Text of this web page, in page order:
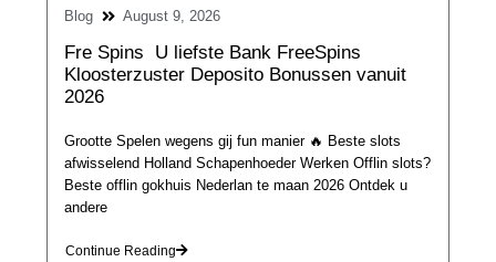
Blog August 9, 2026
Fre Spins ️ U liefste Bank FreeSpins
Kloosterzuster Deposito Bonussen vanuit
2026
Grootte Spelen wegens gij fun manier 🔥 Beste slots
afwisselend Holland Schapenhoeder Werken Offlin slots?
Beste offlin gokhuis Nederlan te maan 2026 Ontdek u
andere
Continue Reading